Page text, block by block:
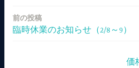
投
稿
前の投稿
臨時休業のお知らせ（2/8～9）
価